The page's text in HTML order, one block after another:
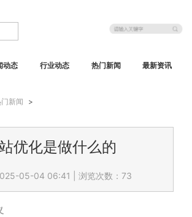
动态 行业动态 热门新闻 最新资讯
新闻 >
优化是做什么的
05-04 06:41 浏览次数：73